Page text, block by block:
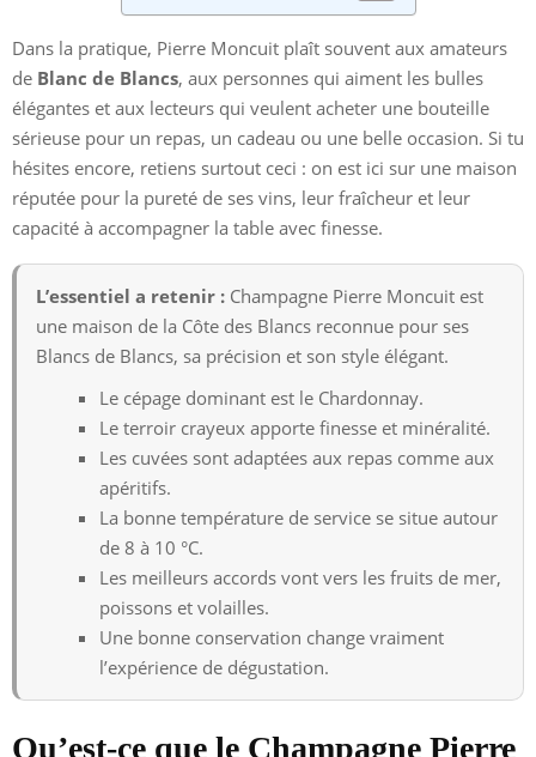
Dans la pratique, Pierre Moncuit plaît souvent aux amateurs
de Blanc de Blancs, aux personnes qui aiment les bulles
élégantes et aux lecteurs qui veulent acheter une bouteille
sérieuse pour un repas, un cadeau ou une belle occasion. Si tu
hésites encore, retiens surtout ceci : on est ici sur une maison
réputée pour la pureté de ses vins, leur fraîcheur et leur
capacité à accompagner la table avec finesse.
L’essentiel a retenir : Champagne Pierre Moncuit est
une maison de la Côte des Blancs reconnue pour ses
Blancs de Blancs, sa précision et son style élégant.
Le cépage dominant est le Chardonnay.
Le terroir crayeux apporte finesse et minéralité.
Les cuvées sont adaptées aux repas comme aux
apéritifs.
La bonne température de service se situe autour
de 8 à 10 °C.
Les meilleurs accords vont vers les fruits de mer,
poissons et volailles.
Une bonne conservation change vraiment
l’expérience de dégustation.
Qu’est-ce que le Champagne Pierre